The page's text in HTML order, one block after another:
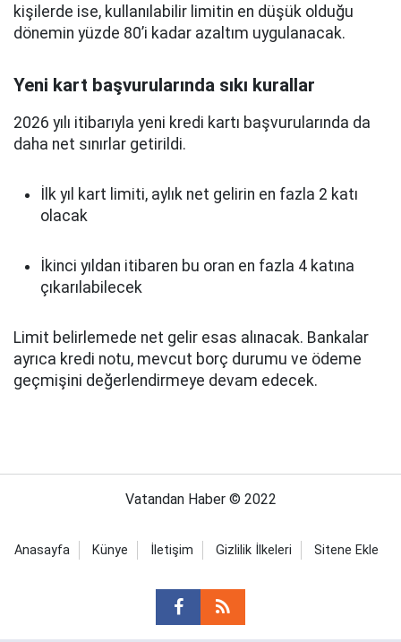
kişilerde ise, kullanılabilir limitin en düşük olduğu
dönemin yüzde 80’i kadar azaltım uygulanacak.
Yeni kart başvurularında sıkı kurallar
2026 yılı itibarıyla yeni kredi kartı başvurularında da
daha net sınırlar getirildi.
İlk yıl kart limiti, aylık net gelirin en fazla 2 katı
olacak
İkinci yıldan itibaren bu oran en fazla 4 katına
çıkarılabilecek
Limit belirlemede net gelir esas alınacak. Bankalar
ayrıca kredi notu, mevcut borç durumu ve ödeme
geçmişini değerlendirmeye devam edecek.
Vatandan Haber © 2022
Anasayfa Künye İletişim Gizlilik İlkeleri Sitene Ekle